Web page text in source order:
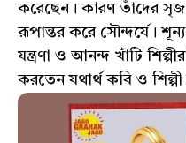
করেছেন। কারণ তাঁদের
রূপান্তর করে সৌন্দর্যে।
যন্ত্রণা ও আনন্দ খাঁটি
করতেন যথার্থ কবি ও শিল্পী